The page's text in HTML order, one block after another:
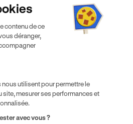
CGU Politique de confidentialité
nos offres
du type de formules que vous
nosConditions Générales de
contenu de ce
déranger,
utilisent pour permettre le
mesurer ses performances et
avec vous ?